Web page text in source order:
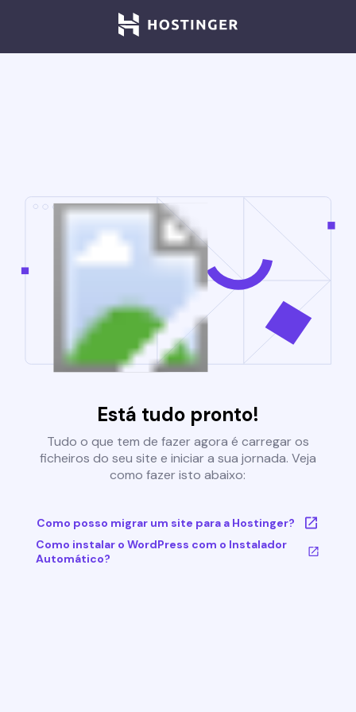
Está tudo pronto!
Tudo o que tem de fazer agora é carregar os
ficheiros do seu site e iniciar a sua jornada. Veja
como fazer isto abaixo:
Como posso migrar um site para a Hostinger?
Como instalar o WordPress com o Instalador
Automático?